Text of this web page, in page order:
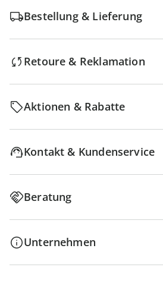
Bestellung & Lieferung
Retoure & Reklamation
Aktionen & Rabatte
Kontakt & Kundenservice
Beratung
Unternehmen